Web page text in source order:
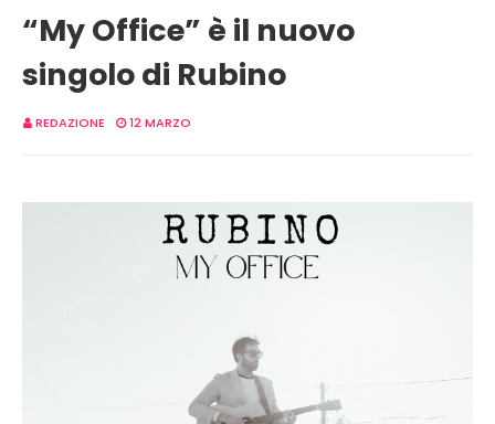
“My Office” è il nuovo
singolo di Rubino
REDAZIONE 12 MARZO